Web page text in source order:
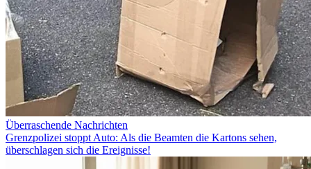
Überraschende Nachrichten
Grenzpolizei stoppt Auto: Als die Beamten die Kartons sehen,
überschlagen sich die Ereignisse!